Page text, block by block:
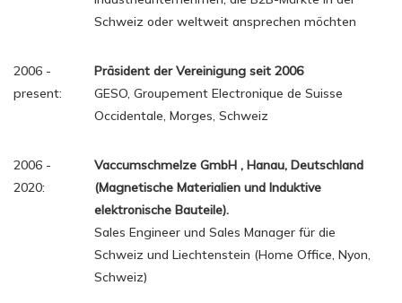
Schweiz oder weltweit ansprechen möchten
2006 -
present:
Präsident der Vereinigung seit 2006
GESO, Groupement Electronique de Suisse
Occidentale, Morges, Schweiz
2006 -
2020:
Vaccumschmelze GmbH , Hanau, Deutschland
(Magnetische Materialien und Induktive
elektronische Bauteile).
Sales Engineer und Sales Manager für die
Schweiz und Liechtenstein (Home Office, Nyon,
Schweiz)